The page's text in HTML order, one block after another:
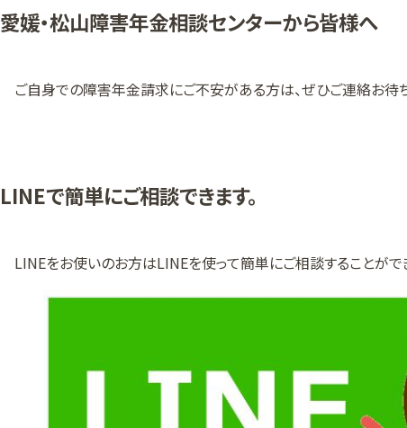
愛媛・松山障害年金相談センターから皆様へ
ご自身での障害年金請求にご不安がある方は、ぜひご連絡お待ち
LINEで簡単にご相談できます。
LINEをお使いのお方はLINEを使って簡単にご相談することがで